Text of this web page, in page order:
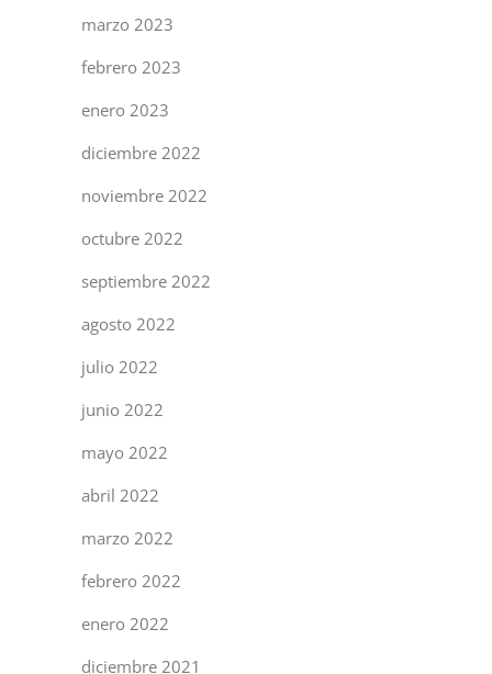
marzo 2023
febrero 2023
enero 2023
diciembre 2022
noviembre 2022
octubre 2022
septiembre 2022
agosto 2022
julio 2022
junio 2022
mayo 2022
abril 2022
marzo 2022
febrero 2022
enero 2022
diciembre 2021